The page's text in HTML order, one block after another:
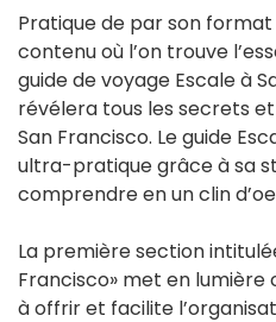
Pratique de par son
contenu où l’on trouve
guide de voyage Escale à
révélera tous les secrets
San Francisco. Le guide
ultra-pratique grâce à sa
comprendre en un clin
La première section
Francisco» met en lumière
à offrir et facilite